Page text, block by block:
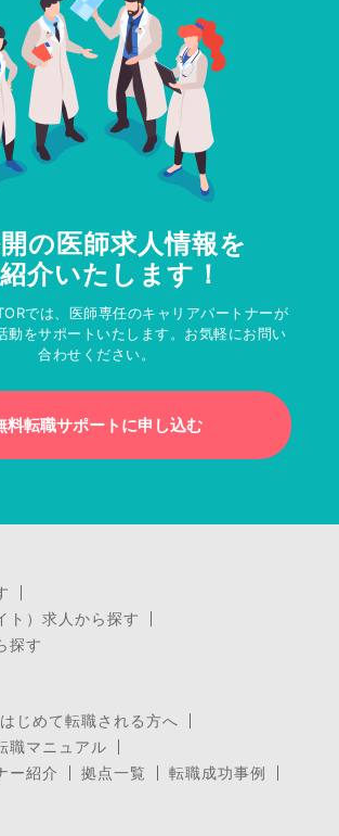
の医師求人情報を
介いたします！
では、医師専任のキャリアパートナーが
動をサポートいたします。お気軽にお問い
合わせください。
料転職サポートに申し込む
ト）求人から探す
探す
はじめて転職される方へ
職マニュアル
ー紹介
拠点一覧
転職成功事例